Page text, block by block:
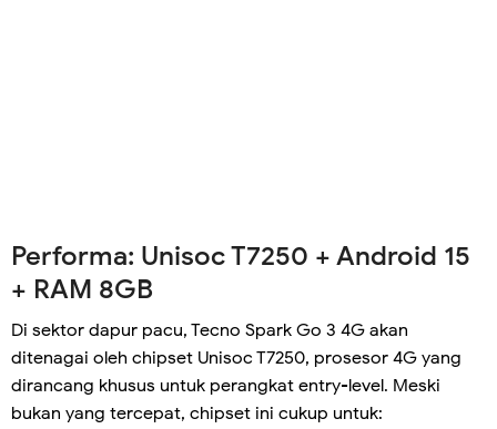
Performa: Unisoc T7250 + Android 15
+ RAM 8GB
Di sektor dapur pacu, Tecno Spark Go 3 4G akan
ditenagai oleh chipset Unisoc T7250, prosesor 4G yang
dirancang khusus untuk perangkat entry-level. Meski
bukan yang tercepat, chipset ini cukup untuk: